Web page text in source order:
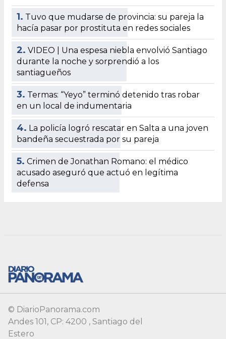
© DiarioPanorama.com
Andes 101, CP: 4200 , Santiago del
Estero